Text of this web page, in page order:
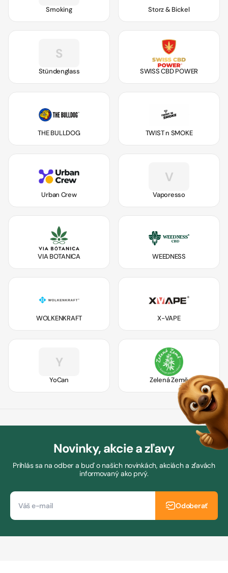
Smoking Storz & Bickel
S
Stündenglass SWISS CBD POWER
THE BULLDOG TWIST n SMOKE
Urban Crew
V
Vaporesso
VIA BOTANICA WEEDNESS
WOLKENKRAFT X-VAPE
Y
YoCan Zelená Země
Novinky, akcie a zľavy
Prihlás sa na odber a buď o našich novinkách, akciách a zľavách
informovaný ako prvý.
Odoberať